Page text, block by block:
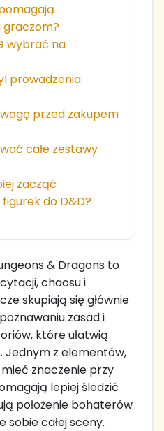
wybrać na
prowadzenia
przed zakupem
całe zestawy
zacząć
do D&D?
& Dragons to
chaosu i
skupiają się głównie
zasad i
które ułatwią
Jednym z elementów,
znaczenie przy
lepiej śledzić
położenie bohaterów
sobie całej sceny.